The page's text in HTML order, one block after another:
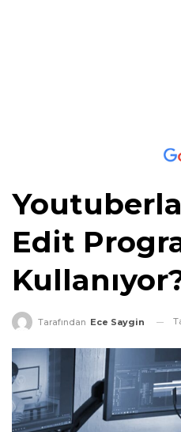
Edit
Tarafından Ece Saygin